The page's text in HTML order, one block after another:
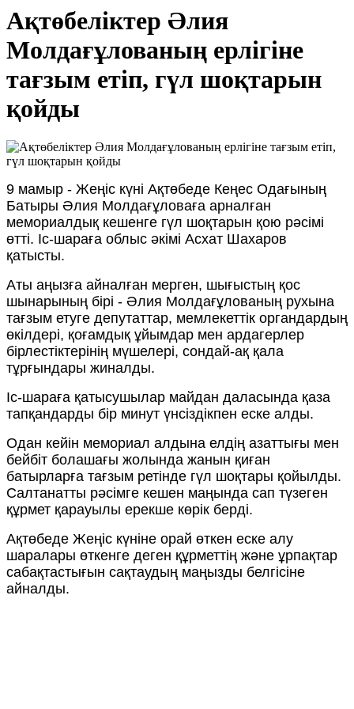
Ақтөбеліктер Әлия
Молдағұлованың ерлігіне
тағзым етіп, гүл шоқтарын
қойды
9 мамыр - Жеңіс күні Ақтөбеде Кеңес Одағының
Батыры Әлия Молдағұловаға арналған
мемориалдық кешенге гүл шоқтарын қою рәсімі
өтті. Іс-шараға облыс әкімі Асхат Шахаров
қатысты.
Аты аңызға айналған мерген, шығыстың қос
шынарының бірі - Әлия Молдағұлованың рухына
тағзым етуге депутаттар, мемлекеттік органдардың
өкілдері, қоғамдық ұйымдар мен ардагерлер
бірлестіктерінің мүшелері, сондай-ақ қала
тұрғындары жиналды.
Іс-шараға қатысушылар майдан даласында қаза
тапқандарды бір минут үнсіздікпен еске алды.
Одан кейін мемориал алдына елдің азаттығы мен
бейбіт болашағы жолында жанын қиған
батырларға тағзым ретінде гүл шоқтары қойылды.
Салтанатты рәсімге кешен маңында сап түзеген
құрмет қарауылы ерекше көрік берді.
Ақтөбеде Жеңіс күніне орай өткен еске алу
шаралары өткенге деген құрметтің және ұрпақтар
сабақтастығын сақтаудың маңызды белгісіне
айналды.